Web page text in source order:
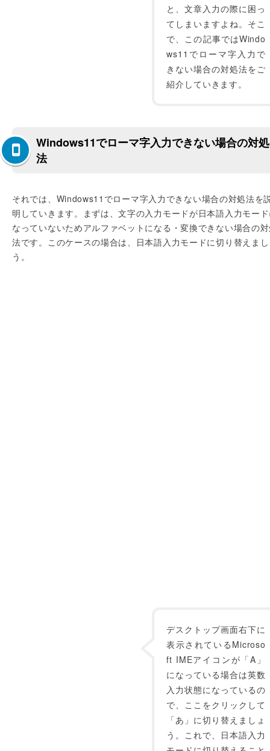
と、文章入力の際に困っ
てしまいますよね。そこ
で、この記事ではWindo
ws11でローマ字入力で
きない場合の対処法をご
紹介していきます。
Windows11でローマ字入力できない場合の対処
法
それでは、Windows11でローマ字入力できない場合の対処法を
明していきます。まずは、文字の入力モードが日本語入力モー
なっていないためアルファベットになる・変換できない場合の
法です。このケースの場合は、日本語入力モードに切り替えま
う。
デスクトップ画面右下に
表示されているMicroso
ft IMEアイコンが「A」
になっている場合は英数
入力状態になっているの
で、ここをクリックして
「あ」に切り替えましょ
う。これで、日本語入力